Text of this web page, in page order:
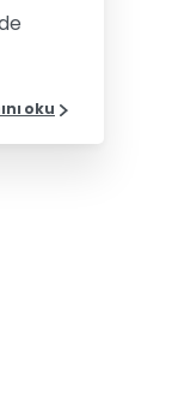
oku